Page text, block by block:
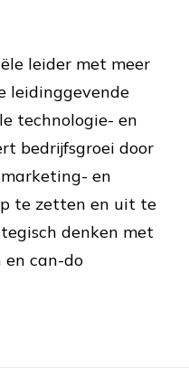
leider met meer
leidinggevende
technologie- en
bedrijfsgroei door
en
te zetten en uit te
denken met
en can-do